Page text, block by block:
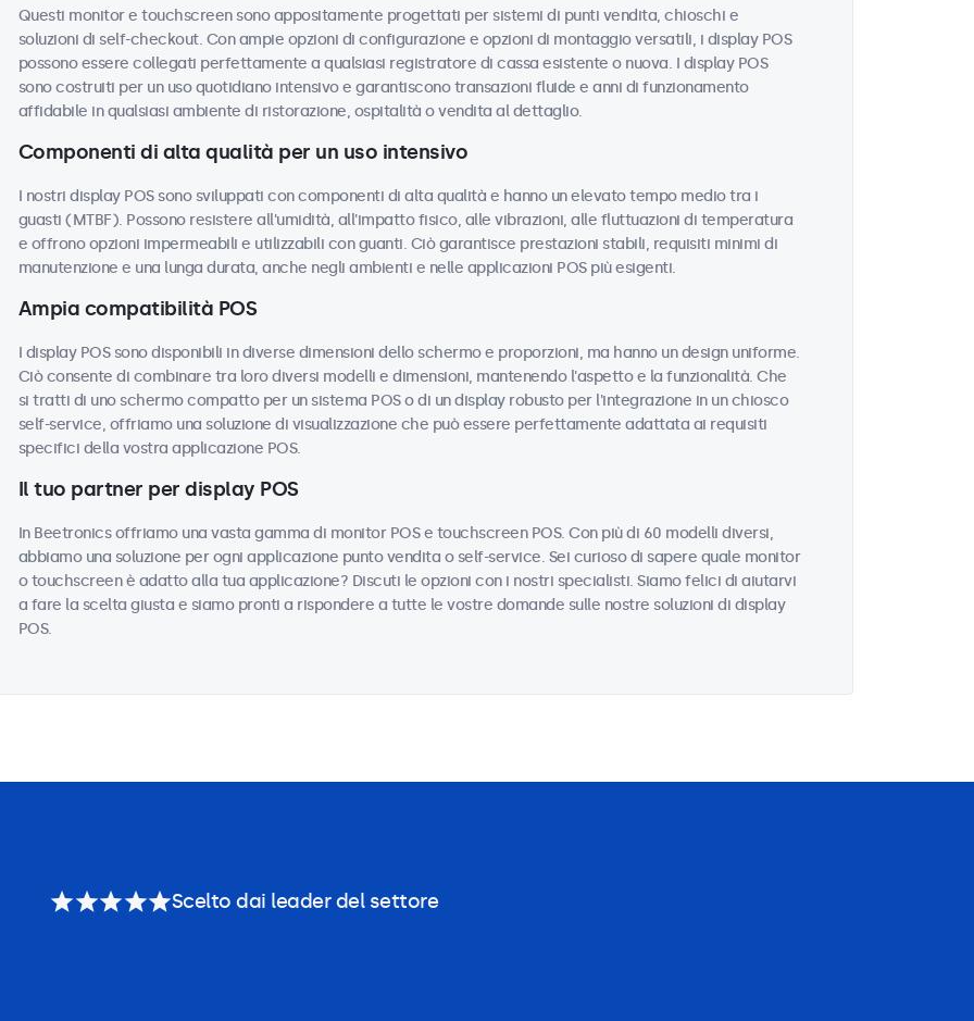
Questi monitor e touchscreen sono appositamente progettati per sistemi di punti vendita, chioschi e
soluzioni di self-checkout. Con ampie opzioni di configurazione e opzioni di montaggio versatili, i display POS
possono essere collegati perfettamente a qualsiasi registratore di cassa esistente o nuova. I display POS
sono costruiti per un uso quotidiano intensivo e garantiscono transazioni fluide e anni di funzionamento
affidabile in qualsiasi ambiente di ristorazione, ospitalità o vendita al dettaglio.
Componenti di alta qualità per un uso intensivo
I nostri display POS sono sviluppati con componenti di alta qualità e hanno un elevato tempo medio tra i
guasti (MTBF). Possono resistere all'umidità, all'impatto fisico, alle vibrazioni, alle fluttuazioni di temperatura
e offrono opzioni impermeabili e utilizzabili con guanti. Ciò garantisce prestazioni stabili, requisiti minimi di
manutenzione e una lunga durata, anche negli ambienti e nelle applicazioni POS più esigenti.
Ampia compatibilità POS
I display POS sono disponibili in diverse dimensioni dello schermo e proporzioni, ma hanno un design uniforme.
Ciò consente di combinare tra loro diversi modelli e dimensioni, mantenendo l'aspetto e la funzionalità. Che
si tratti di uno schermo compatto per un sistema POS o di un display robusto per l'integrazione in un chiosco
self-service, offriamo una soluzione di visualizzazione che può essere perfettamente adattata ai requisiti
specifici della vostra applicazione POS.
Il tuo partner per display POS
In Beetronics offriamo una vasta gamma di monitor POS e touchscreen POS. Con più di 60 modelli diversi,
abbiamo una soluzione per ogni applicazione punto vendita o self-service. Sei curioso di sapere quale monitor
o touchscreen è adatto alla tua applicazione? Discuti le opzioni con i nostri specialisti. Siamo felici di aiutarvi
a fare la scelta giusta e siamo pronti a rispondere a tutte le vostre domande sulle nostre soluzioni di display
POS.
Scelto dai leader del settore